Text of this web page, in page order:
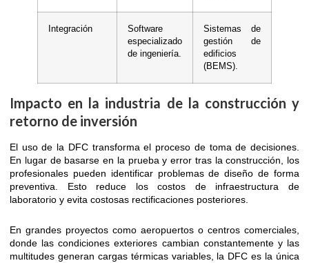
Integración
Software
especializado
de ingeniería.
Sistemas de
gestión de
edificios
(BEMS).
Impacto en la industria de la construcción y
retorno de inversión
El uso de la DFC transforma el proceso de toma de decisiones.
En lugar de basarse en la prueba y error tras la construcción, los
profesionales pueden identificar problemas de diseño de forma
preventiva. Esto reduce los costos de infraestructura de
laboratorio y evita costosas rectificaciones posteriores.
En grandes proyectos como aeropuertos o centros comerciales,
donde las condiciones exteriores cambian constantemente y las
multitudes generan cargas térmicas variables, la DFC es la única